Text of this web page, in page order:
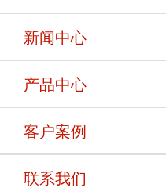
新闻中心
产品中心
客户案例
联系我们